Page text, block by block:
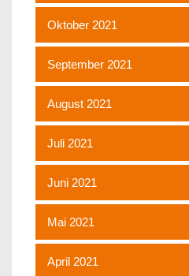
Oktober 2021
September 2021
August 2021
Juli 2021
Juni 2021
Mai 2021
April 2021